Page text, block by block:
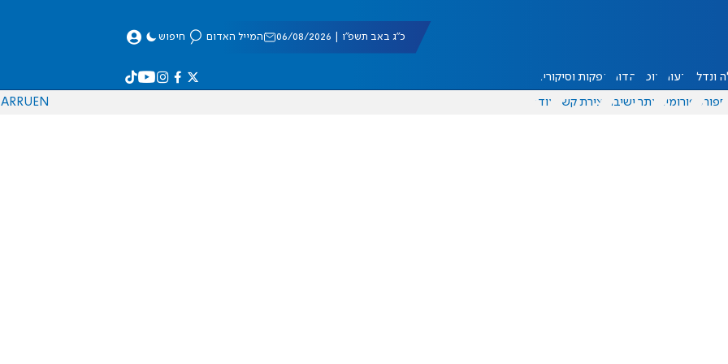
כ"ג באב תשפ"ו | 06/08/2026 המייל האדום חיפוש
ונדל"ן דעות אוכל יהדות הפקות וסיקורים
ספורט פורומים אתר ישיבה יצירת קשר עוד EN
RU
AR